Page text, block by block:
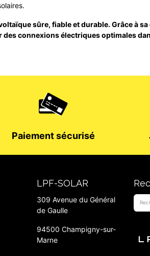
sûre, fiable et durable. Grâce à
connexions électriques optimales
Paiement sécurisé
LPF-SOLAR
309 Avenue du Général
de Gaulle
94500 Champigny-sur-
Marne